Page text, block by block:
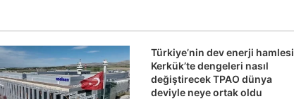
Türkiye’nin dev enerji hamlesi
Kerkük’te dengeleri nasıl
değiştirecek TPAO dünya
deviyle neye ortak oldu